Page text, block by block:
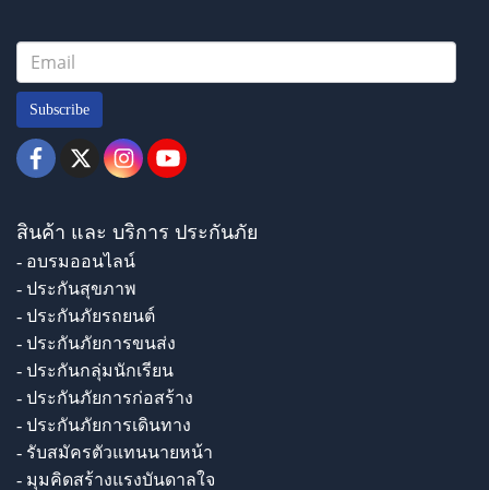
Subscribe
สินค้า และ บริการ ประกันภัย
- อบรมออนไลน์
- ประกันสุขภาพ
- ประกันภัยรถยนต์
- ประกันภัยการขนส่ง
- ประกันกลุ่มนักเรียน
- ประกันภัยการก่อสร้าง
- ประกันภัยการเดินทาง
- รับสมัครตัวแทนนายหน้า
- มุมคิดสร้างแรงบันดาลใจ